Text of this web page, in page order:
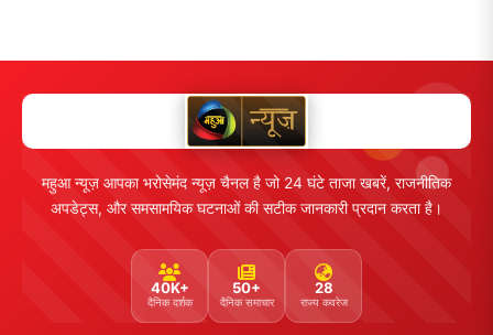
महुआ न्यूज़ आपका भरोसेमंद न्यूज़ चैनल है जो 24 घंटे ताजा खबरें, राजनीतिक
अपडेट्स, और समसामयिक घटनाओं की सटीक जानकारी प्रदान करता है।
40K+
दैनिक दर्शक
50+
दैनिक समाचार
28
राज्य कवरेज